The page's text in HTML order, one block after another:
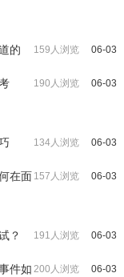
06-03
159人浏览
的
06-03
190人浏览
06-03
134人浏览
06-03
157人浏览
在面
06-03
191人浏览
？
06-03
200人浏览
件如